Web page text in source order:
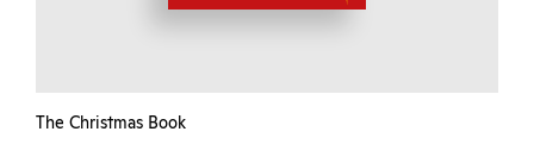
The Christmas Book